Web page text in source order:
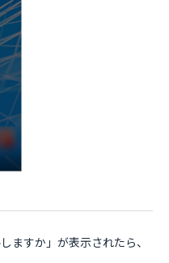
ますか」が表示されたら、